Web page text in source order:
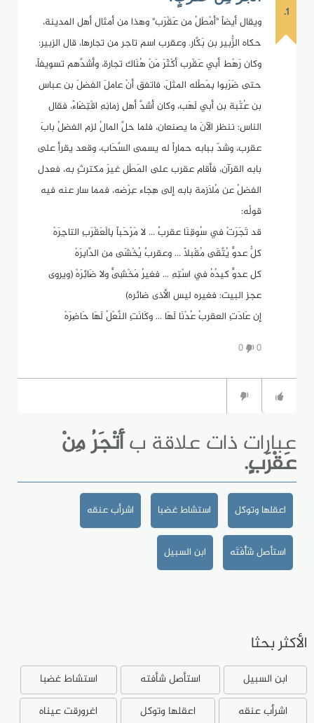
1.
ويقال أيضاً "أمْطَلُ من عَقْرَب" وهذا من أمثال أهل المدينة،
حكاه الزُّبير بن بَكَّار. وعقرب اسم تاجر من تجارها، قال الزبير:
وكان رَهْط أبي عَقْرب أكْثَرَ مَنْ هُنَاك تجارة، وأشدَّهم تسويفاً،
حتى ضَرَبوا بِمَطْله المثلَ، فاتفق أنْ عاملَ الفضلَ بن عباس
بن عُتْبة بن أبي لَهَب، وكان أشدَّ أهلِ زمانِهِ اقْتِضَاءً، فقال
الناس: ننظر الآنَ ما يصنعان، فلما حلَّ المالُ لزم الفضلُ بابَ
عقرب، وشدّ ببابه حماراً له يسمى السَّحَاب، وقعد يقرأ على
بابه القرآن، فأقام عقرب على المَطْل غيرَ مكترثٍ به، فعدل
الفضلُ عن مُلاَزمة بابه إلى هِجاء عِرْضه، فمما سار عنه فيه
قولُه:
قد تَجَرَتْ في سُوقِنَا عقربٌ ... لا مَرْحَباً بِالْعَقْرَبِ التاجِرَهْ
كلُّ عدوٍّ يُتَّقَى مُقْبلاً ... وعقربٌ يُخْشَى من الدَّابِرَهْ
كل عدوٍّ كيدُهُ في اسْتِهِ ... فغيرُ مَخْشِىٍّ ولا ضَائِرَهْ (ويروى
عجز البيت: فغيره ليس الأذى ضائره)
إن عَادَتِ العقربُ عُدْنَا لَهَا ... وكَانَتِ النَّعْلُ لَهَا حَاضِرَهْ
0
0
عبارات ذات علاقة بأَتْجَرُ مِنْ
عَقْرَبٍ.
اعقلها وتوكل استشاط غضبا اشرأب عنقه
استأصل شَأْفَتَه ابن السبيل
الأكثر بحثا
ابن السبيل استأصل شأفته
استشاط غضبا
اشرأب عنقه
اعقلها وتوكل
اغرورقت عيناه